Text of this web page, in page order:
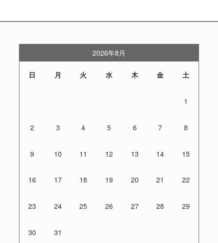
2026年8月
日 月 火 水 木 金 土
1
2 3 4 5 6 7 8
9 10 11 12 13 14 15
16 17 18 19 20 21 22
23 24 25 26 27 28 29
30 31